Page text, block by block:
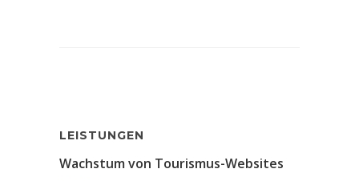
LEISTUNGEN
Wachstum von Tourismus-Websites